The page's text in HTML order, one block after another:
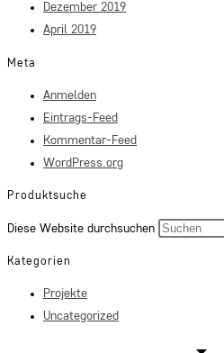
Dezember 2019
April 2019
Meta
Anmelden
Eintrags-Feed
Kommentar-Feed
WordPress.org
Produktsuche
Diese Website durchsuchen
Kategorien
Projekte
Uncategorized